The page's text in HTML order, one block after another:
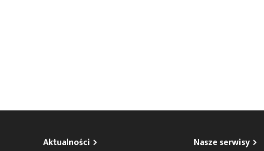
Aktualności Nasze serwisy